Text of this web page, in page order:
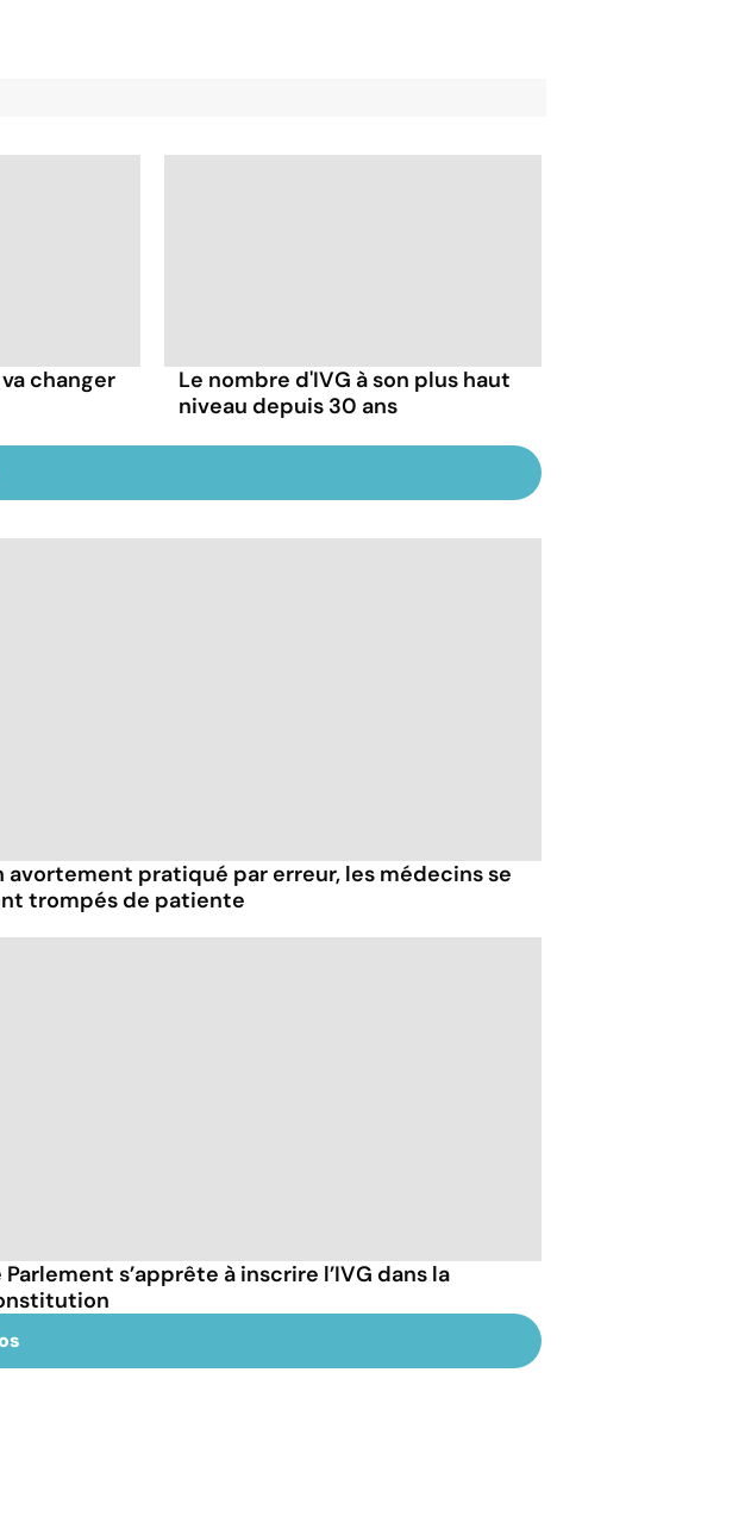
changer
Le nombre d'IVG à son plus haut
niveau depuis 30 ans
avortement pratiqué par erreur, les médecins se
trompés de patiente
Parlement s’apprête à inscrire l’IVG dans la